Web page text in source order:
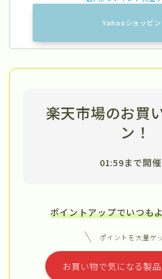
Yahooショッピ
楽天市場のお買
ン！
01:59まで開催
ポイントアップでいつも
ポイントを大量ゲ
お買い物で気になる製